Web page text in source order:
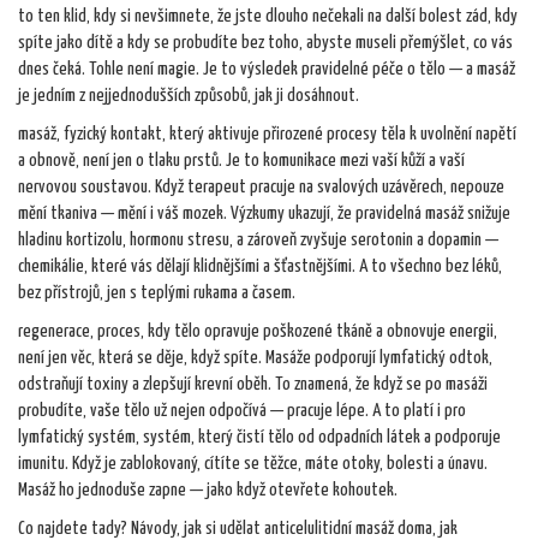
to ten klid, kdy si nevšimnete, že jste dlouho nečekali na další bolest zád, kdy
spíte jako dítě a kdy se probudíte bez toho, abyste museli přemýšlet, co vás
dnes čeká. Tohle není magie. Je to výsledek pravidelné péče o tělo — a masáž
je jedním z nejjednodušších způsobů, jak ji dosáhnout.
masáž, fyzický kontakt, který aktivuje přirozené procesy těla k uvolnění napětí
a obnově, není jen o tlaku prstů. Je to komunikace mezi vaší kůží a vaší
nervovou soustavou. Když terapeut pracuje na svalových uzávěrech, nepouze
mění tkaniva — mění i váš mozek. Výzkumy ukazují, že pravidelná masáž snižuje
hladinu kortizolu, hormonu stresu, a zároveň zvyšuje serotonin a dopamin —
chemikálie, které vás dělají klidnějšími a šťastnějšími. A to všechno bez léků,
bez přístrojů, jen s teplými rukama a časem.
regenerace, proces, kdy tělo opravuje poškozené tkáně a obnovuje energii,
není jen věc, která se děje, když spíte. Masáže podporují lymfatický odtok,
odstraňují toxiny a zlepšují krevní oběh. To znamená, že když se po masáži
probudíte, vaše tělo už nejen odpočívá — pracuje lépe. A to platí i pro
lymfatický systém, systém, který čistí tělo od odpadních látek a podporuje
imunitu. Když je zablokovaný, cítíte se těžce, máte otoky, bolesti a únavu.
Masáž ho jednoduše zapne — jako když otevřete kohoutek.
Co najdete tady? Návody, jak si udělat anticelulitidní masáž doma, jak